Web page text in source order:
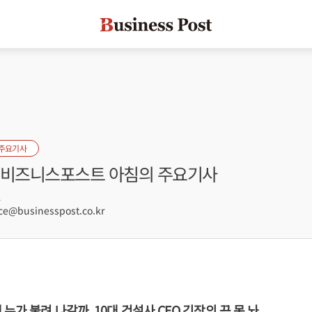
요기사
즈니스포스트 아침의 주요기사